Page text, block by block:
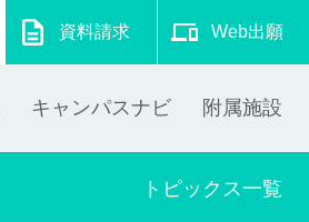
資料請求 Web出願
キャンパスナビ 附属施設
トピックス一覧